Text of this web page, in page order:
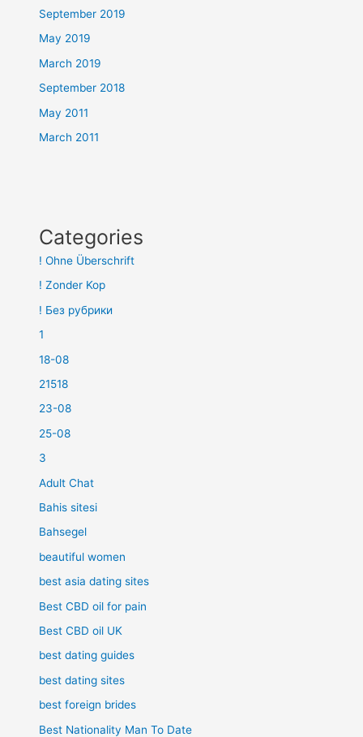
September 2019
May 2019
March 2019
September 2018
May 2011
March 2011
Categories
! Ohne Überschrift
! Zonder Kop
! Без рубрики
1
18-08
21518
23-08
25-08
3
Adult Chat
Bahis sitesi
Bahsegel
beautiful women
best asia dating sites
Best CBD oil for pain
Best CBD oil UK
best dating guides
best dating sites
best foreign brides
Best Nationality Man To Date